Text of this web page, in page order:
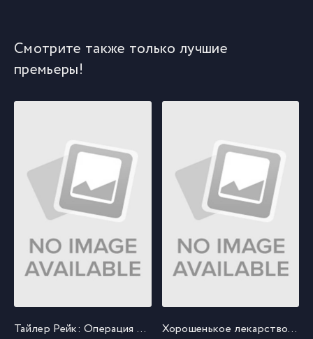
Смотрите также только лучшие
премьеры!
Тайлер Рейк: Операция по спасению Хорошенькое лекарство: Улыбка